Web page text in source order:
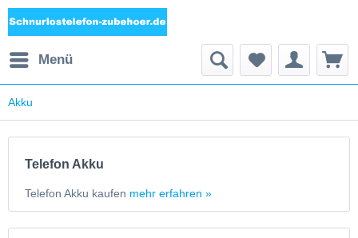
Menü
Akku
Telefon Akku
Telefon Akku kaufen mehr erfahren »